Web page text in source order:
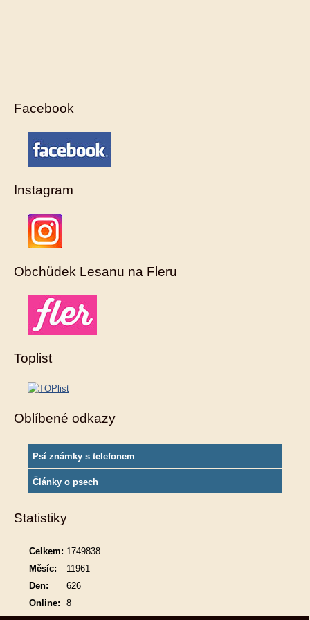
Facebook
Instagram
Obchůdek Lesanu na Fleru
Toplist
Oblíbené odkazy
Psí známky s telefonem
Články o psech
Statistiky
Online: 8
Celkem: 1749838
Měsíc:
11961
Den:
626